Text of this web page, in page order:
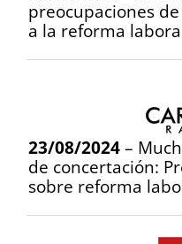
preocupaciones
a la reforma
23/08/2024 –
de concertación:
sobre reforma